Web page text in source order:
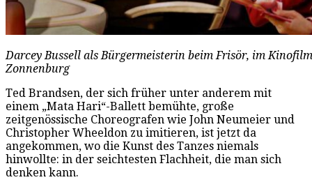
Darcey Bussell als Bürgermeisterin beim Frisör, im
Zonnenburg
Ted Brandsen, der sich früher unter anderem mit
einem „Mata Hari“-Ballett bemühte, große
zeitgenössische Choreografen wie John Neumeier und
Christopher Wheeldon zu imitieren, ist jetzt da
angekommen, wo die Kunst des Tanzes niemals
hinwollte: in der seichtesten Flachheit, die man sich
denken kann.